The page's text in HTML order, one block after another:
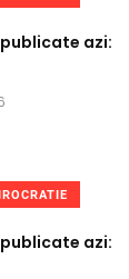
azi:
azi: